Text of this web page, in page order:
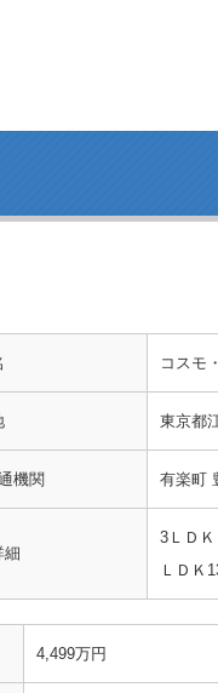
コスモ
東京都
機関 有楽町
細
3ＬＤＫ
ＬＤＫ
4,499万円